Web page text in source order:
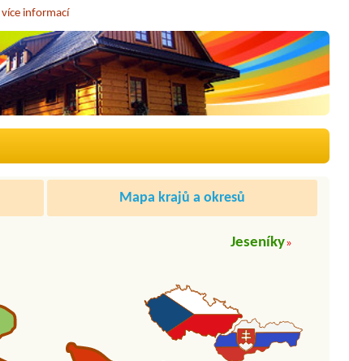
více informací
Mapa krajů a okresů
Jeseníky»